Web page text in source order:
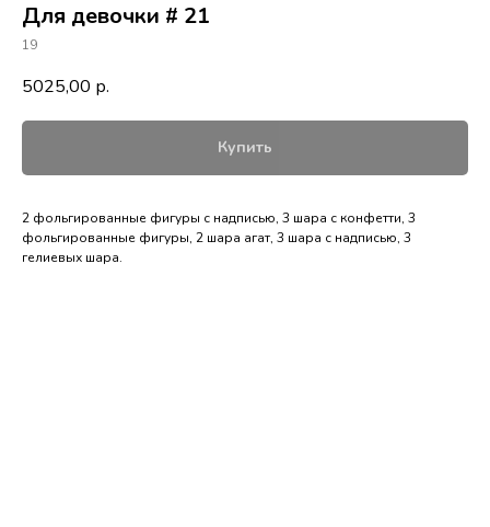
Для девочки # 21
19
5025,00 р.
Купить
2 фольгированные фигуры с надписью, 3 шара с конфетти, 3
фольгированные фигуры, 2 шара агат, 3 шара с надписью, 3
гелиевых шара.